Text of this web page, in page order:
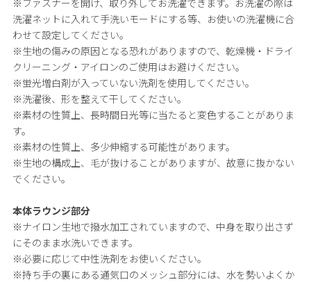
洗濯ネットに入れて手洗いモードにする等、お使いの洗濯機に合
わせて設定してください。
※生地の傷みの原因となる恐れがありますので、乾燥機・ドライ
クリーニング・アイロンのご使用はお避けください。
※蛍光増白剤が入っていない洗剤を使用してください。
※洗濯後、形を整えて干してください。
※素材の性質上、長時間日光等に当たると変色することがありま
す。
※素材の性質上、多少伸縮する可能性があります。
※生地の構成上、毛が抜けることがありますが、故意に抜かない
でください。
本体ラウンジ部分
※ナイロン生地で撥水加工されていますので、中身を取り出さず
にそのまま水洗いできます。
※必要に応じて中性洗剤をお使いください。
※持ち手の裏にある通気口のメッシュ部分には、水を勢いよくか